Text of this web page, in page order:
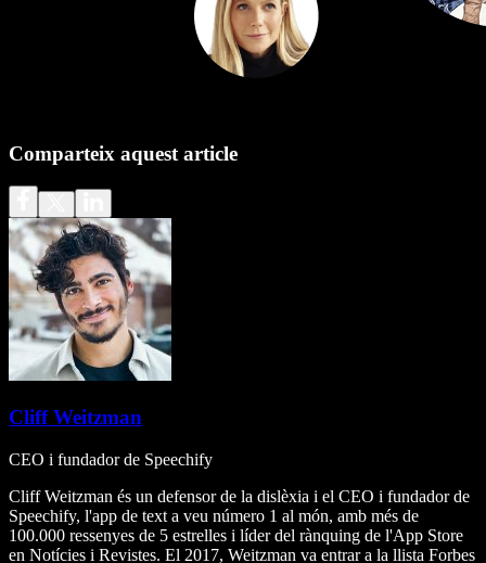
Comparteix aquest article
Cliff Weitzman
CEO i fundador de Speechify
Cliff Weitzman és un defensor de la dislèxia i el CEO i fundador de
Speechify, l'app de text a veu número 1 al món, amb més de
100.000 ressenyes de 5 estrelles i líder del rànquing de l'App Store
en Notícies i Revistes. El 2017, Weitzman va entrar a la llista Forbes